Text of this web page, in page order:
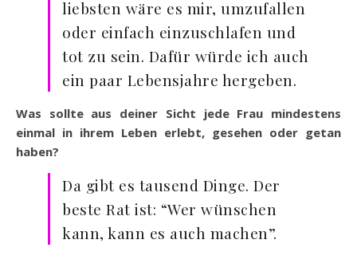
liebsten wäre es mir, umzufallen
oder einfach einzuschlafen und
tot zu sein. Dafür würde ich auch
ein paar Lebensjahre hergeben.
Was sollte aus deiner Sicht jede Frau mindestens
einmal in ihrem Leben erlebt, gesehen oder getan
haben?
Da gibt es tausend Dinge. Der
beste Rat ist: “Wer wünschen
kann, kann es auch machen”.